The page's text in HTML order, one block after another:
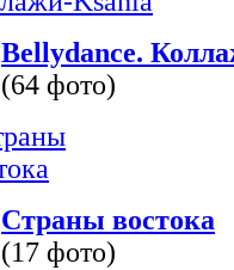
Bellydance.
(64 фото)
Страны востока
(17 фото)